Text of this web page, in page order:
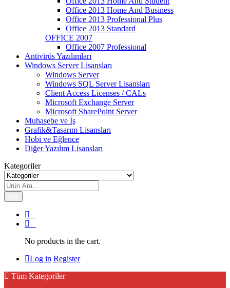
Office 2013 Home And Business
Office 2013 Professional Plus
Office 2013 Standard
OFFİCE 2007
Office 2007 Professional
Antivirüs Yazılımları
Windows Server Lisansları
Windows Server
Windows SQL Server Lisansları
Client Access Licenses / CALs
Microsoft Exchange Server
Microsoft SharePoint Server
Muhasebe ve İş
Grafik&Tasarım Lisansları
Hobi ve Eğlence
Diğer Yazılım Lisansları
Kategoriler
No products in the cart.
Log in Register
Tüm Kategoriler